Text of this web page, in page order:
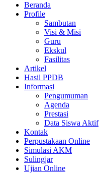
Beranda
Profile
Sambutan
Visi & Misi
Guru
Ekskul
Fasilitas
Artikel
Hasil PPDB
Informasi
Pengumuman
Agenda
Prestasi
Data Siswa Aktif
Kontak
Perpustakaan Online
Simulasi AKM
Sulingjar
Ujian Online